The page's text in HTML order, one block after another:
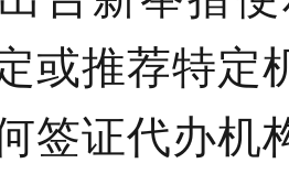
或推荐特定
签证代办机